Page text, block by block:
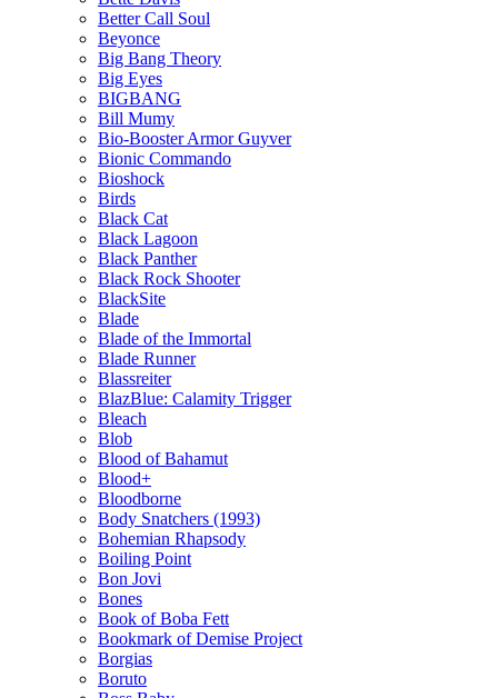
Better Call Soul
Beyonce
Big Bang Theory
Big Eyes
BIGBANG
Bill Mumy
Bio-Booster Armor Guyver
Bionic Commando
Bioshock
Birds
Black Cat
Black Lagoon
Black Panther
Black Rock Shooter
BlackSite
Blade
Blade of the Immortal
Blade Runner
Blassreiter
BlazBlue: Calamity Trigger
Bleach
Blob
Blood of Bahamut
Blood+
Bloodborne
Body Snatchers (1993)
Bohemian Rhapsody
Boiling Point
Bon Jovi
Bones
Book of Boba Fett
Bookmark of Demise Project
Borgias
Boruto